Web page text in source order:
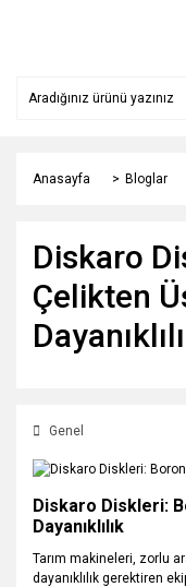
Anasayfa Bloglar
Diskaro
Çelikten
Genel
Diskaro Diskleri:
Dayanıklılık
Tarım makineleri, zorlu
dayanıklılık gerektiren